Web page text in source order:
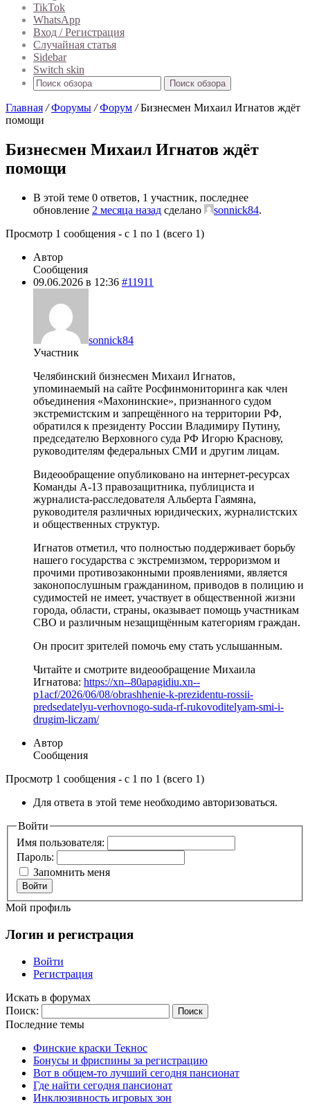
TikTok
WhatsApp
Вход / Регистрация
Случайная статья
Sidebar
Switch skin
Поиск обзора
Главная / Форумы / Форум / Бизнесмен Михаил Игнатов ждёт
помощи
Бизнесмен Михаил Игнатов ждёт
помощи
В этой теме 0 ответов, 1 участник, последнее
обновление 2 месяца назад сделано sonnick84.
Просмотр 1 сообщения - с 1 по 1 (всего 1)
Автор
Сообщения
09.06.2026 в 12:36 #11911
sonnick84
Участник
Челябинский бизнесмен Михаил Игнатов,
упоминаемый на сайте Росфинмониторинга как член
объединения «Махонинские», признанного судом
экстремистским и запрещённого на территории РФ,
обратился к президенту России Владимиру Путину,
председателю Верховного суда РФ Игорю Краснову,
руководителям федеральных СМИ и другим лицам.
Видеообращение опубликовано на интернет-ресурсах
Команды А-13 правозащитника, публициста и
журналиста-расследователя Альберта Гаямяна,
руководителя различных юридических, журналистских
и общественных структур.
Игнатов отметил, что полностью поддерживает борьбу
нашего государства с экстремизмом, терроризмом и
прочими противозаконными проявлениями, является
законопослушным гражданином, приводов в полицию и
судимостей не имеет, участвует в общественной жизни
города, области, страны, оказывает помощь участникам
СВО и различным незащищённым категориям граждан.
Он просит зрителей помочь ему стать услышанным.
Читайте и смотрите видеообращение Михаила
Игнатова: https://xn--80apagidiu.xn--
p1acf/2026/06/08/obrashhenie-k-prezidentu-rossii-
predsedatelyu-verhovnogo-suda-rf-rukovoditelyam-smi-i-
drugim-liczam/
Автор
Сообщения
Просмотр 1 сообщения - с 1 по 1 (всего 1)
Для ответа в этой теме необходимо авторизоваться.
Войти
Имя пользователя:
Пароль:
Запомнить меня
Войти
Мой профиль
Логин и регистрация
Войти
Регистрация
Искать в форумах
Поиск:
Последние темы
Финские краски Текнос
Бонусы и фриспины за регистрацию
Вот в общем-то лучший сегодня пансионат
Где найти сегодня пансионат
Инклюзивность игровых зон